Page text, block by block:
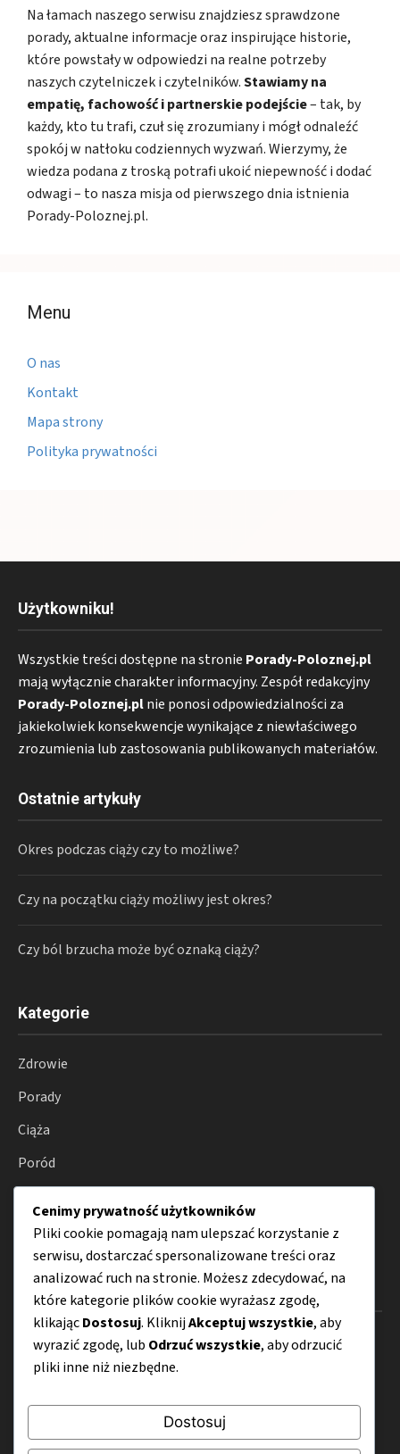
Na łamach naszego serwisu znajdziesz sprawdzone
porady, aktualne informacje oraz inspirujące historie,
które powstały w odpowiedzi na realne potrzeby
naszych czytelniczek i czytelników.Stawiamy na
empatię, fachowość i partnerskie podejście– tak, by
każdy, kto tu trafi, czuł się zrozumiany i mógł odnaleźć
spokój w natłoku codziennych wyzwań. Wierzymy, że
wiedza podana z troską potrafi ukoić niepewność i dodać
odwagi – to nasza misja od pierwszego dnia istnienia
Porady-Poloznej.pl.
Menu
O nas
Kontakt
Mapa strony
Polityka prywatności
Użytkowniku!
Wszystkie treści dostępne na stronie Porady-Poloznej.pl
mają wyłącznie charakter informacyjny. Zespół redakcyjny
Porady-Poloznej.plnie ponosi odpowiedzialności za
jakiekolwiek konsekwencje wynikające z niewłaściwego
zrozumienia lub zastosowania publikowanych materiałów.
Ostatnie artykuły
Okres podczas ciąży czy to możliwe?
Czy na początku ciąży możliwy jest okres?
Czy ból brzucha może być oznaką ciąży?
Kategorie
Zdrowie
Porady
Ciąża
Poród
Rodzicielstwo
O nas
Kontakt
Mapa strony
Polityka prywatności
Cenimy prywatność użytkowników
Pliki cookie pomagają nam ulepszać korzystanie z
serwisu, dostarczać spersonalizowane treści oraz
analizować ruch na stronie. Możesz zdecydować, na
które kategorie plików cookie wyrażasz zgodę,
klikającDostosuj. KliknijAkceptuj wszystkie, aby
wyrazić zgodę, lub Odrzuć wszystkie, aby odrzucić
pliki inne niż niezbędne.
Dostosuj